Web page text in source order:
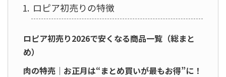
ロピア初売りの特徴
ロピア初売り2026で安くなる商品一覧（総まと
め）
肉の特売｜お正月は“まとめ買いが最もお得”に！